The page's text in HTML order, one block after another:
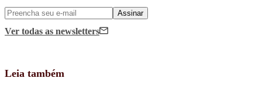
Assinar
Ver todas as newsletters
Leia também